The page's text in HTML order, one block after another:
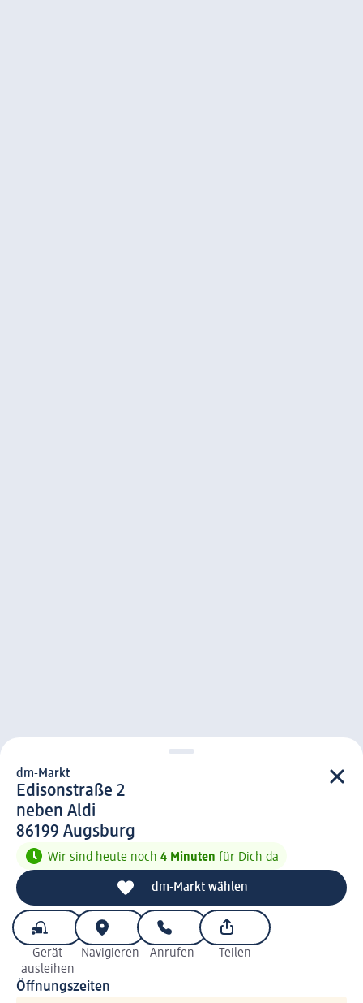
d m-Markt
dm-Markt
Edisonstraße 2
neben Aldi
8 6 1 9 9
86199 Augsburg
Wir sind heute noch 4 Minuten für Dich da
dm-Markt wählen
Gerät
ausleihen
Navigieren Anrufen Teilen
Öffnungszeiten